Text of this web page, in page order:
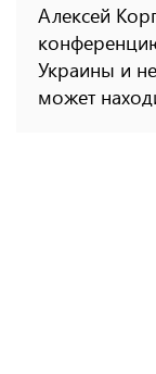
Алексей
Украины и
может